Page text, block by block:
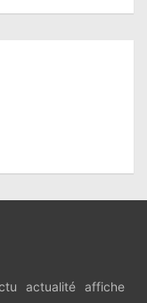
actualité affiche